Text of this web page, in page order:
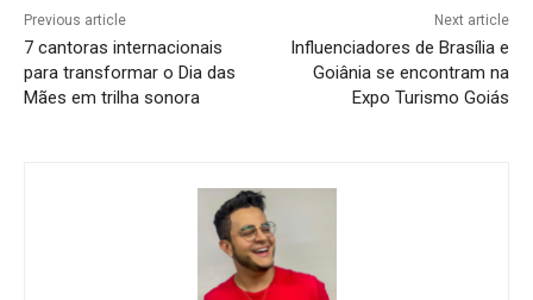
Previous article
7 cantoras internacionais
para transformar o Dia das
Mães em trilha sonora
Next article
Influenciadores de Brasília e
Goiânia se encontram na
Expo Turismo Goiás